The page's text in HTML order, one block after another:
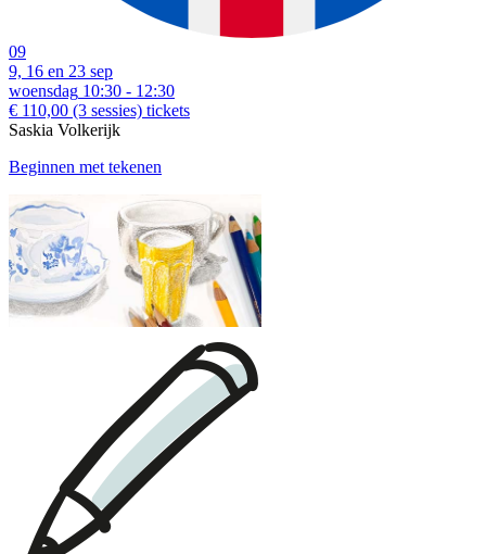
download:English print|
Examples of creative workshops up to €110:
09
9, 16 en 23 sep
woensdag 10:30 - 12:30
€ 110,00 (3 sessies) tickets
Saskia Volkerijk
Beginnen met tekenen